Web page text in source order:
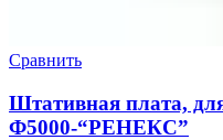
Сравнить
Штативная плата,
Ф5000-“РЕНЕКС”